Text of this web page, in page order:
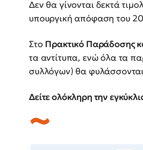
Δεν θα γίνονται δεκτά
υπουργική απόφαση του
Στο Πρακτικό Παράδοσης
τα αντίτυπα, ενώ όλα τα
συλλόγων) θα
Δείτε ολόκληρη την